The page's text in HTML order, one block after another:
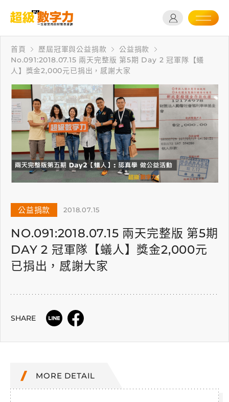
首頁 歷屆冠軍與公益捐款
公益捐款
No.091:2018.07.15 兩天完整版 第5期 Day 2 冠軍隊【蟻
人】獎金2,000元已捐出，感謝大家
公益捐款 2018.07.15
NO.091:2018.07.15 兩天完整版 第5期
DAY 2 冠軍隊【蟻人】獎金2,000元
已捐出，感謝大家
SHARE
MORE DETAIL